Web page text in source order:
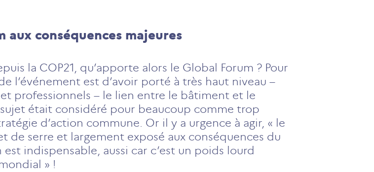
aux conséquences majeures
la COP21, qu’apporte alors le Global Forum ? Pour
l’événement est d’avoir porté à très haut niveau –
professionnels – le lien entre le bâtiment et le
était considéré pour beaucoup comme trop
d’action commune. Or il y a urgence à agir, « le
de serre et largement exposé aux conséquences du
indispensable, aussi car c’est un poids lourd
» !